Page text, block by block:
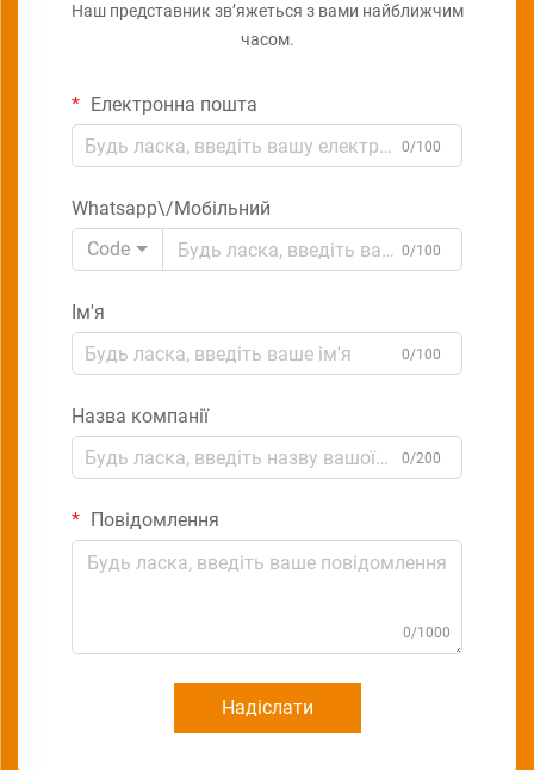
Наш представник зв’яжеться з вами найближчим
часом.
Електронна пошта
0/100
Whatsapp\/Мобільний
Code
0/100
Ім'я
0/100
Назва компанії
0/200
Повідомлення
0/1000
Надіслати